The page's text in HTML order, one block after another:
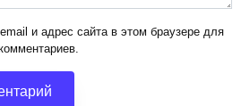
и адрес сайта в этом браузере для